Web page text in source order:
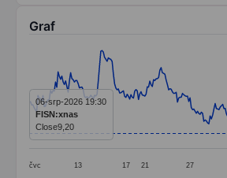
Graf
Line chart with 218 data points.
The chart has 1 X axis displaying
The chart has 1 Y axis
čvc 13 17 21 27
06-srp-2026 19:30
FISN:xnas
Close9,20